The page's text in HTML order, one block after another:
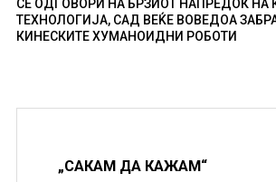
СЕ ОДГОВОРИ НА БРЗИОТ НАПРЕДОК НА
ТЕХНОЛОГИЈА, САД ВЕЌЕ ВОВЕДОА
КИНЕСКИТЕ ХУМАНОИДНИ РОБОТИ
„САКАМ ДА КАЖАМ“